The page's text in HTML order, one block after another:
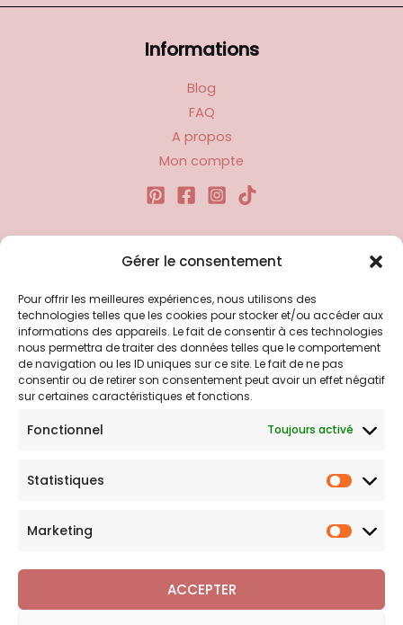
Gérer le consentement
Pour offrir les meilleures expériences, nous utilisons des
technologies telles que les cookies pour stocker et/ou accéder aux
informations des appareils. Le fait de consentir à ces technologies
nous permettra de traiter des données telles que le comportement
de navigation ou les ID uniques sur ce site. Le fait de ne pas
consentir ou de retirer son consentement peut avoir un effet négatif
sur certaines caractéristiques et fonctions.
Fonctionnel Toujours activé
Statistiques
Marketing
ACCEPTER
Informations
Blog
FAQ
A propos
Mon compte
Liens utiles
Politique d’expédition
Politique de confidentialité
Politique de remboursements
Conditions générales de vente et d’utilisation
Bijoux Breloque est votre boutique en ligne de référence sur
bijoux ou une demande sur votre commande,
contactez-